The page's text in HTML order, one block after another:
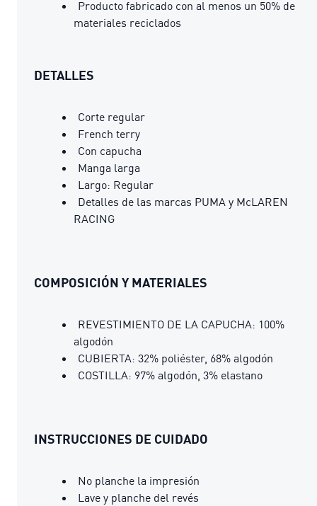
Producto fabricado con al menos un 50% de
materiales reciclados
DETALLES
Corte regular
French terry
Con capucha
Manga larga
Largo: Regular
Detalles de las marcas PUMA y McLAREN
RACING
COMPOSICIÓN Y MATERIALES
REVESTIMIENTO DE LA CAPUCHA: 100%
algodón
CUBIERTA: 32% poliéster, 68% algodón
COSTILLA: 97% algodón, 3% elastano
INSTRUCCIONES DE CUIDADO
No planche la impresión
Lave y planche del revés